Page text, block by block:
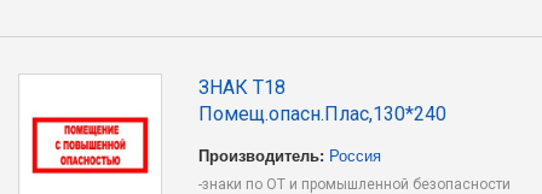
ЗНАК T18
Помещ.опасн.Плас,130*240
Производитель: Россия
-знаки по ОТ и промышленной безопасности